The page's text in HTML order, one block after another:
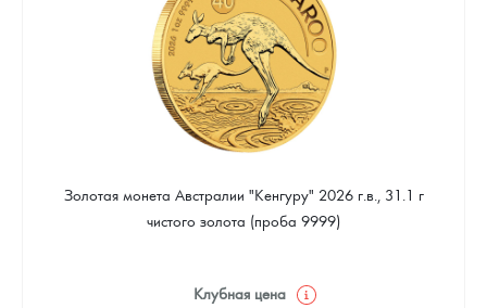
Золотая монета Австралии "Кенгуру" 2026 г.в., 31.1 г
чистого золота (проба 9999)
Клубная цена